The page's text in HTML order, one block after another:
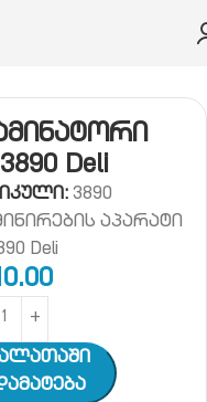
Deli
3890
აპარატი
Deli